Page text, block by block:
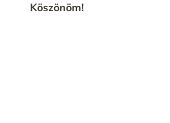
Köszönöm!